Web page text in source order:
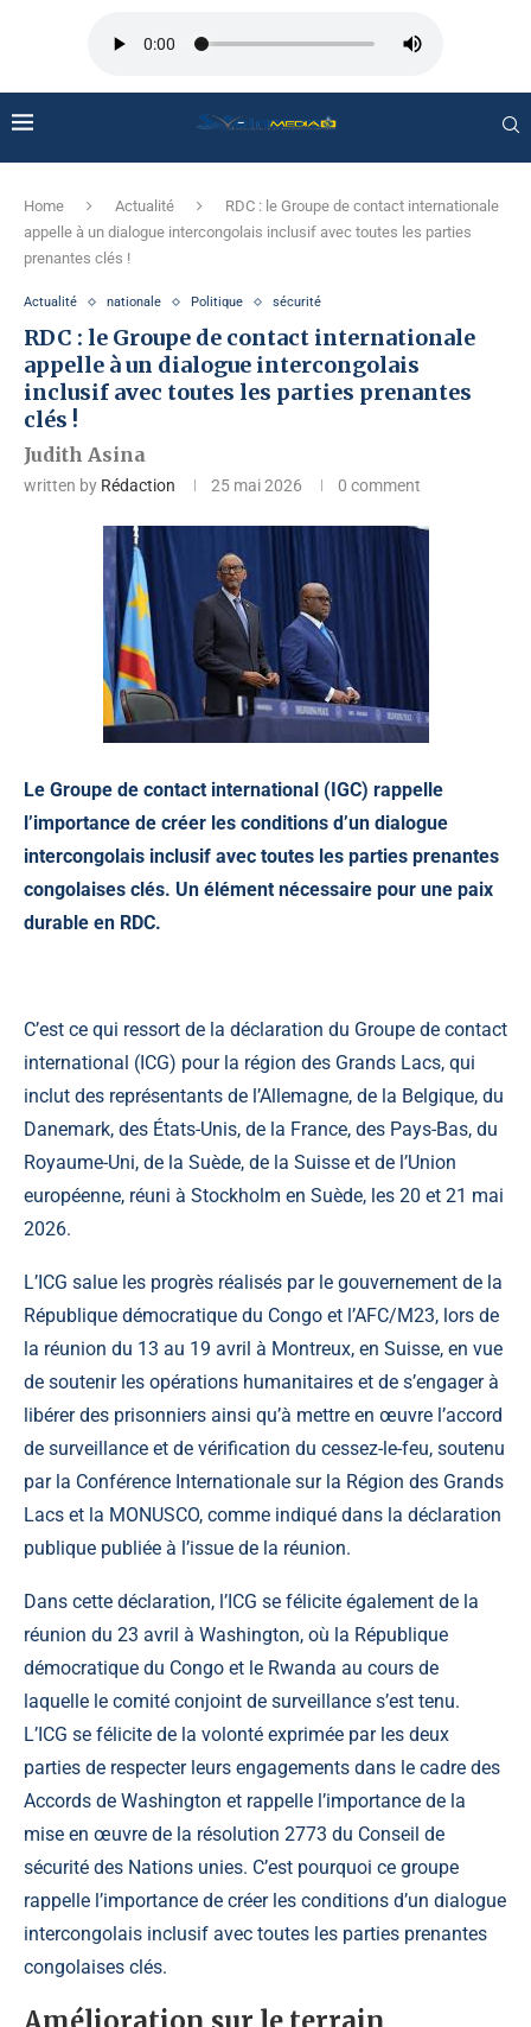
Home Actualité
RDC : le Groupe de contact internationale
appelle à un dialogue intercongolais inclusif avec toutes les parties
prenantes clés !
Actualité nationale Politique sécurité
RDC : le Groupe de contact internationale
appelle à un dialogue intercongolais
inclusif avec toutes les parties prenantes
clés !
Judith Asina
written by Rédaction 25 mai 2026 0 comment
Le Groupe de contact international (IGC) rappelle
l’importance de créer les conditions d’un dialogue
intercongolais inclusif avec toutes les parties prenantes
congolaises clés. Un élément nécessaire pour une paix
durable en RDC.
C’est ce qui ressort de la déclaration du Groupe de contact
international (ICG) pour la région des Grands Lacs, qui
inclut des représentants de l’Allemagne, de la Belgique, du
Danemark, des États-Unis, de la France, des Pays-Bas, du
Royaume-Uni, de la Suède, de la Suisse et de l’Union
européenne, réuni à Stockholm en Suède, les 20 et 21 mai
2026.
L’ICG salue les progrès réalisés par le gouvernement de la
République démocratique du Congo et l’AFC/M23, lors de
la réunion du 13 au 19 avril à Montreux, en Suisse, en vue
de soutenir les opérations humanitaires et de s’engager à
libérer des prisonniers ainsi qu’à mettre en œuvre l’accord
de surveillance et de vérification du cessez-le-feu, soutenu
par la Conférence Internationale sur la Région des Grands
Lacs et la MONUSCO, comme indiqué dans la déclaration
publique publiée à l’issue de la réunion.
Dans cette déclaration, l’ICG se félicite également de la
réunion du 23 avril à Washington, où la République
démocratique du Congo et le Rwanda au cours de
laquelle le comité conjoint de surveillance s’est tenu.
L’ICG se félicite de la volonté exprimée par les deux
parties de respecter leurs engagements dans le cadre des
Accords de Washington et rappelle l’importance de la
mise en œuvre de la résolution 2773 du Conseil de
sécurité des Nations unies. C’est pourquoi ce groupe
rappelle l’importance de créer les conditions d’un dialogue
intercongolais inclusif avec toutes les parties prenantes
congolaises clés.